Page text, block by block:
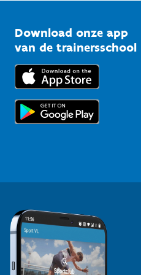
Bedrijven
Trainers en begeleiders
Topsporters
Vlaamse Trainersschool
Kennisplatform
Downloads
Voor de pers
Download onze app
van de trainersschool